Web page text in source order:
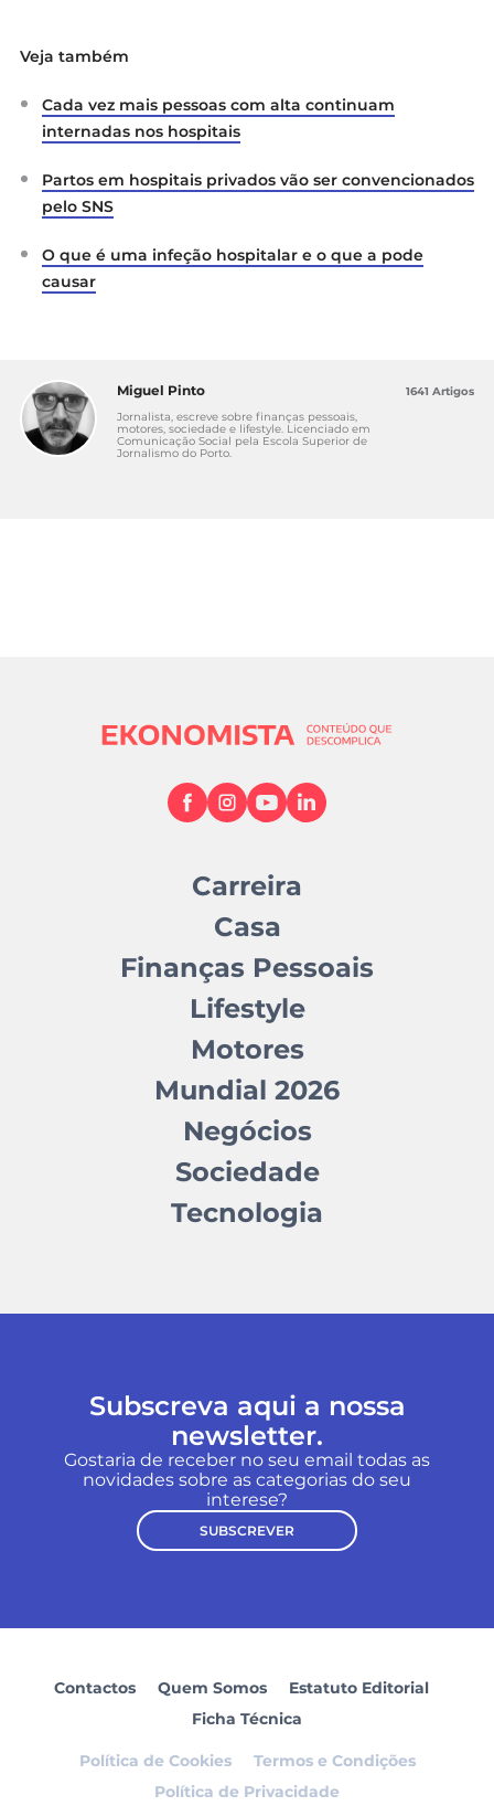
Veja também
Cada vez mais pessoas com alta continuam
internadas nos hospitais
Partos em hospitais privados vão ser convencionados
pelo SNS
O que é uma infeção hospitalar e o que a pode
causar
Miguel Pinto
Jornalista, escreve sobre finanças pessoais,
motores, sociedade e lifestyle. Licenciado em
Comunicação Social pela Escola Superior de
Jornalismo do Porto.
1641 Artigos
Carreira
Casa
Finanças Pessoais
Lifestyle
Motores
Mundial 2026
Negócios
Sociedade
Tecnologia
Subscreva aqui a nossa
newsletter.
Gostaria de receber no seu email todas as
novidades sobre as categorias do seu
interese?
SUBSCREVER
Contactos Quem Somos
Estatuto Editorial
Ficha Técnica
Política de Cookies
Termos e Condições
Política de Privacidade